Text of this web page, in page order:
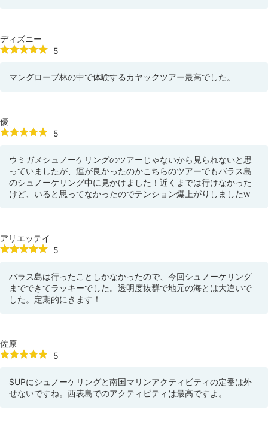
ディズニー
5
マングローブ林の中で体験するカヤックツアー最高でした。
優
5
ウミガメシュノーケリングのツアーじゃないから見られないと思
っていましたが、運が良かったのかこちらのツアーでもバラス島
のシュノーケリング中に見かけました！近くまでは行けなかった
けど、いると思ってなかったのでテンション爆上がりしましたw
アリエッテイ
5
バラス島は行ったことしかなかったので、今回シュノーケリング
までできてラッキーでした。透明度抜群で地元の海とは大違いで
した。定期的にきます！
佐原
5
SUPにシュノーケリングと南国マリンアクティビティの定番は外
せないですね。西表島でのアクティビティは最高ですよ。